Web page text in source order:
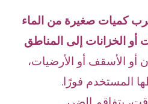
كميات صغيرة من الماء
أو الخزانات إلى المناطق
أو الأسقف أو الأرضيات،
المستخدم فورًا.